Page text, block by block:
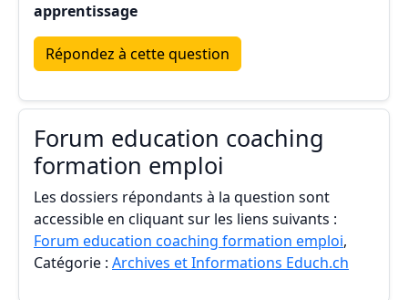
apprentissage
Répondez à cette question
Forum education coaching
formation emploi
Les dossiers répondants à la question sont
accessible en cliquant sur les liens suivants :
Forum education coaching formation emploi,
Catégorie : Archives et Informations Educh.ch